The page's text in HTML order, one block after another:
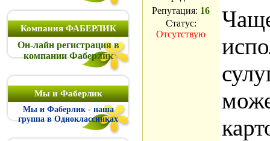
Компания ФАБЕРЛИК
Он-лайн регистрация в
компании Фаберлик
Мы и Фаберлик
Мы и Фаберлик - наша
группа в Одноклассниках
Репутация: 16
Статус:
Отсутствую